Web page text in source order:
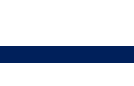
Logisber Neo